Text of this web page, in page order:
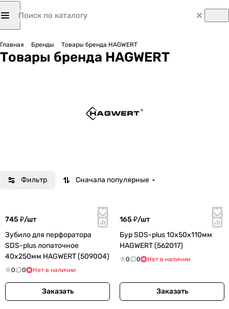
Главная Бренды Товары бренда HAGWERT
Товары бренда HAGWERT
Фильтр Сначала популярные
745 ₽/шт
Зубило для перфоратора
SDS-plus лопаточное
40х250мм HAGWERT (509004)
0 0 Нет в наличии
Заказать
165 ₽/шт
Бур SDS-plus 10х50х110мм
HAGWERT (562017)
0 0 Нет в наличии
Заказать